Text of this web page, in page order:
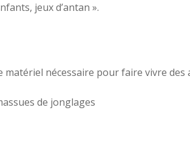
jeux d’antan ».
matériel nécessaire pour faire vivre des
de jonglages